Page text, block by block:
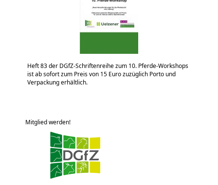
Heft 83 der DGfZ-Schriftenreihe zum 10. Pferde-Workshops
ist ab sofort zum Preis von 15 Euro zuzüglich Porto und
Verpackung erhältlich.
Mitglied werden!